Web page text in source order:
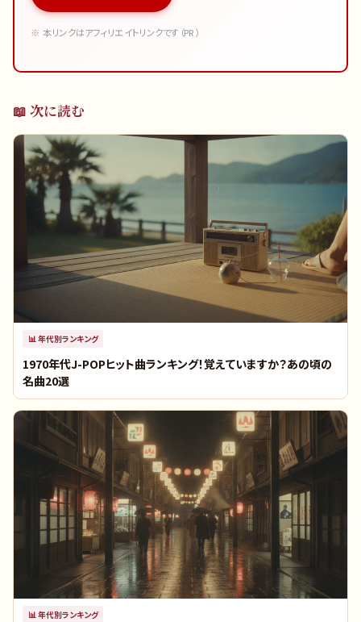
※ 本リンクはアフィリエイトリンクです（PR）
📖 次に読む
📊年代別ランキング
1970年代J-POPヒット曲ランキング！覚えていますか？あの頃の
名曲20選
📊年代別ランキング